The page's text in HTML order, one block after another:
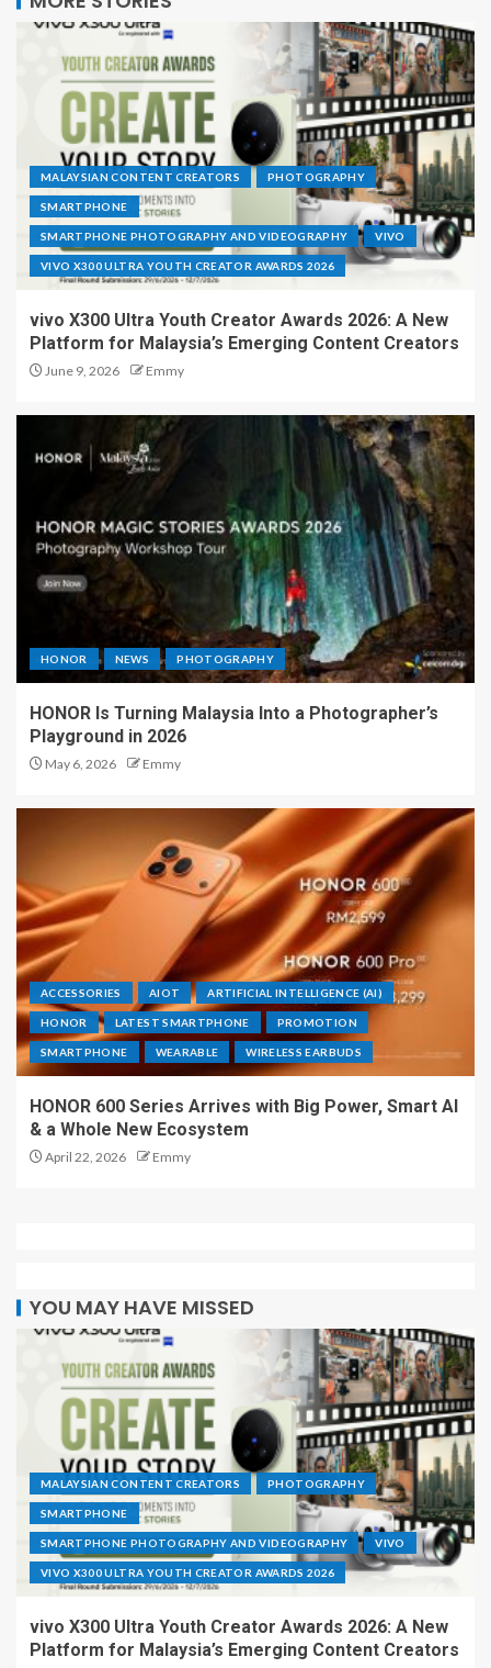
MALAYSIAN CONTENT CREATORS PHOTOGRAPHY
SMARTPHONE
SMARTPHONE PHOTOGRAPHY AND VIDEOGRAPHY VIVO
VIVO X300 ULTRA YOUTH CREATOR AWARDS 2026
vivo X300 Ultra Youth Creator Awards 2026: A New
Platform for Malaysia’s Emerging Content Creators
June 9, 2026 Emmy
HONOR NEWS PHOTOGRAPHY
HONOR Is Turning Malaysia Into a Photographer’s
Playground in 2026
May 6, 2026 Emmy
ACCESSORIES AIOT ARTIFICIAL INTELLIGENCE (AI)
HONOR LATEST SMARTPHONE PROMOTION
SMARTPHONE WEARABLE WIRELESS EARBUDS
HONOR 600 Series Arrives with Big Power, Smart AI
& a Whole New Ecosystem
April 22, 2026 Emmy
YOU MAY HAVE MISSED
MALAYSIAN CONTENT CREATORS PHOTOGRAPHY
SMARTPHONE
SMARTPHONE PHOTOGRAPHY AND VIDEOGRAPHY VIVO
VIVO X300 ULTRA YOUTH CREATOR AWARDS 2026
vivo X300 Ultra Youth Creator Awards 2026: A New
Platform for Malaysia’s Emerging Content Creators